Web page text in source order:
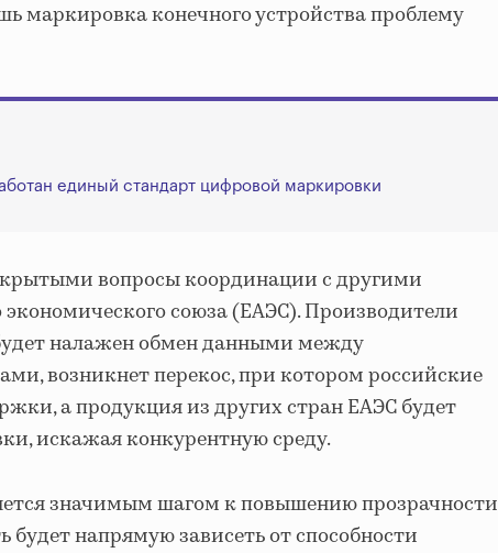
маркировка конечного устройства проблему
единый стандарт цифровой маркировки
вопросы координации с другими
союза (ЕАЭС). Производители
налажен обмен данными между
возникнет перекос, при котором российские
а продукция из других стран ЕАЭС будет
искажая конкурентную среду.
значимым шагом к повышению прозрачности
будет напрямую зависеть от способности